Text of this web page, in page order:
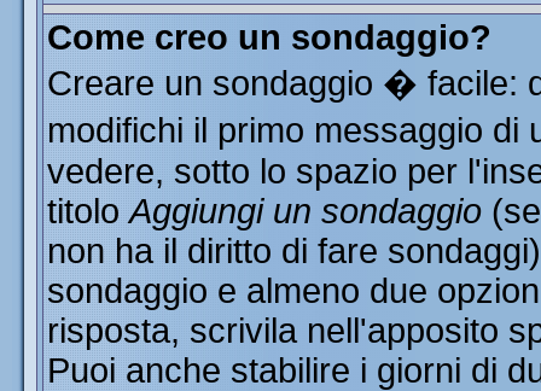
Come creo un sondaggio?
Creare un sondaggio � facile:
modifichi il primo messaggio
vedere, sotto lo spazio per
titoloAggiungi un sondaggio
non ha il diritto di fare
sondaggio e almeno due
risposta, scrivila nell'apposito
Puoi anche stabilire i giorni di